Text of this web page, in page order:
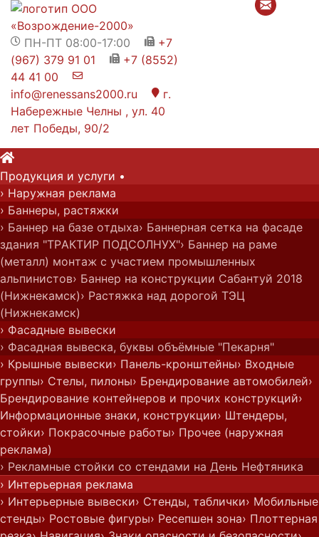
 ПН-ПТ 08:00-17:00  +7
(967) 379 91 01
 +7 (8552)
44 41 00

info@renessans2000.ru  г.
Набережные Челны , ул. 40
лет Победы, 90/2

Продукция и услуги •
› Наружная реклама
› Баннеры, растяжки
› Баннер на базе отдыха› Баннерная сетка на фасаде
здания "ТРАКТИР ПОДСОЛНУХ"› Баннер на раме
(металл) монтаж с участием промышленных
альпинистов› Баннер на конструкции Сабантуй 2018
(Нижнекамск)› Растяжка над дорогой ТЭЦ
(Нижнекамск)
› Фасадные вывески
› Фасадная вывеска, буквы объёмные "Пекарня"
› Крышные вывески› Панель-кронштейны› Входные
группы› Стелы, пилоны› Брендирование автомобилей›
Брендирование контейнеров и прочих конструкций›
Информационные знаки, конструкции› Штендеры,
стойки› Покрасочные работы› Прочее (наружная
реклама)
› Рекламные стойки со стендами на День Нефтяника
› Интерьерная реклама
› Интерьерные вывески› Стенды, таблички› Мобильные
стенды› Ростовые фигуры› Ресепшен зона› Плоттерная
Главная › Портфолио ›
›
Стенды, таблички
›
Стенд информационный ГСК "ЛАГУНА"